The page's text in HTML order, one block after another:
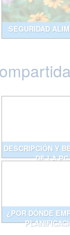
SEGURIDAD
DESCRIPCIÓN Y
DE LA
¿POR DÓNDE